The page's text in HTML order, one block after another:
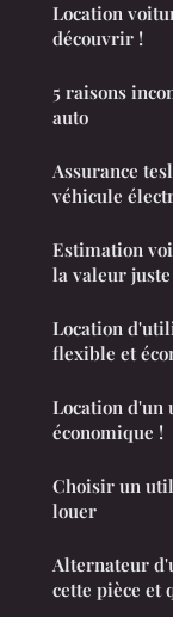
Location
découvrir !
5 raisons
auto
Assurance
véhicule
Estimation
la valeur
Location
flexible et
Location
économique !
Choisir un
louer
Alternateur
cette pièce et